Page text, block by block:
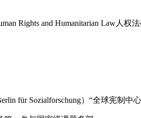
Rights and Humanitarian Law人权法
für Sozialforschung）“全球宪制中